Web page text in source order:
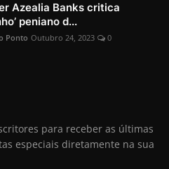
Azealia Banks critica
peniano d...
Ponto Outubro 24, 2023 0
para receber as últimas
especiais diretamente na sua